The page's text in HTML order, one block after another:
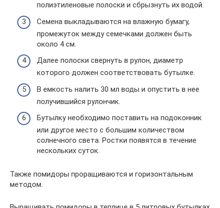
полиэтиленовые полоски и сбрызнуть их водой.
Семена выкладываются на влажную бумагу,
промежуток между семечками должен быть
около 4 см.
Далее полоски свернуть в рулон, диаметр
которого должен соответствовать бутылке.
В емкость налить 30 мл воды и опустить в нее
получившийся рулончик.
Бутылку необходимо поставить на подоконник
или другое место с большим количеством
солнечного света. Ростки появятся в течение
нескольких суток.
Также помидоры проращиваются и горизонтальным
методом.